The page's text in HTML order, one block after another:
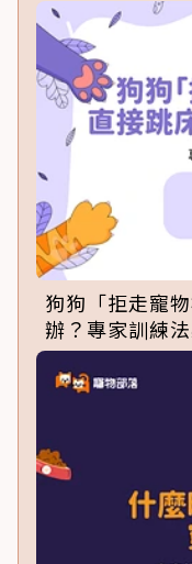
狗狗「拒走寵
辦？專家訓練